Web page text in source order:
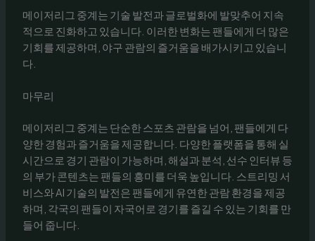
메이저리그 중계는 기술 발전과 글로벌화에 발맞추어 지속
적으로 진화하고 있습니다. 이러한 변화는 팬들에게 더 많은
기회를 제공하며, 야구 관람의 즐거움을 배가시키고 있습니
다.
마무리
메이저리그 중계는 단순한 스포츠 관람을 넘어, 팬들에게 다
양한 경험과 즐거움을 제공합니다. 다양한 플랫폼을 통해 실
시간으로 경기 관람이 가능하며, 해설과 분석, 선수 인터뷰 등
의 부가 콘텐츠는 팬들의 흥미를 더욱 높입니다. 스트리밍 서
비스와 AI 기술의 발전은 팬들에게 유연한 관람 환경을 제공
하며, 각국의 팬들이 자국어로 경기를 즐길 수 있는 기회를 만
들어 줍니다.